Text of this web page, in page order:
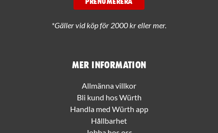
Mer information
Allmänna villkor
Bli kund hos Würth
Handla med Würth app
Hållbarhet
PRENUMERERA
*Gäller vid köp för 2000 kr eller mer.